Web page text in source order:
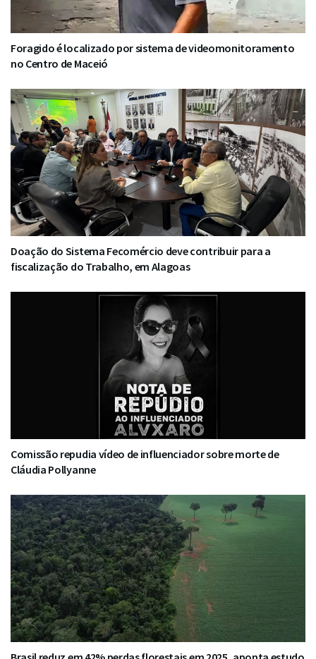
Foragido é localizado por sistema de videomonitoramento
no Centro de Maceió
Doação do Sistema Fecomércio deve contribuir para a
fiscalização do Trabalho, em Alagoas
Comissão repudia vídeo de influenciador sobre morte de
Cláudia Pollyanne